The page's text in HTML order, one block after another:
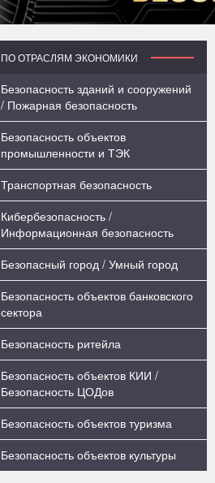
ПО ОТРАСЛЯМ ЭКОНОМИКИ
Безопасность зданий и сооружений
/ Пожарная безопасность
Безопасность объектов
промышленности и ТЭК
Транспортная безопасность
Кибербезопасность /
Информационная безопасность
Безопасный город / Умный город
Безопасность объектов банковского
сектора
Безопасность ритейла
Безопасность объектов КИИ /
Безопасность ЦОДов
Безопасность объектов туризма
Безопасность объектов культуры